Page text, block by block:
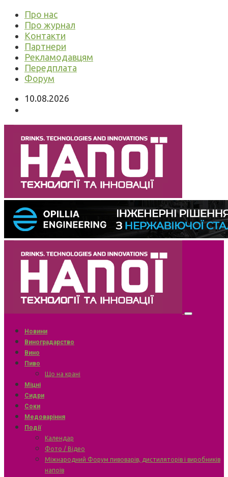
Про нас
Про журнал
Контакти
Партнери
Рекламодавцям
Передплата
Форум
10.08.2026
Новини
Виноградарство
Вино
Пиво
Що на крані
Міцні
Сидри
Соки
Медоваріння
Події
Календар
Фото / Відео
Міжнародний Форум пивоварів, дистиляторів і виробників
напоїв